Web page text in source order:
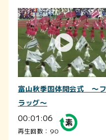
富山秋季国体開会式 ～フ
ラッグ～
00:01:06
再生回数：90